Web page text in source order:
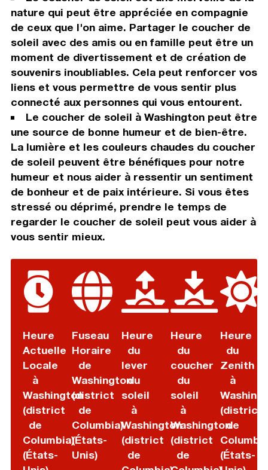
nature qui peut être appréciée en compagnie
de ceux que l'on aime. Partager le coucher de
soleil avec des amis ou en famille peut être un
moment de divertissement et de création de
souvenirs inoubliables. Cela peut renforcer vos
liens et vous permettre de vous sentir plus
connecté aux personnes qui vous entourent.
Le coucher de soleil à Washington peut être
une source de bonne humeur et de bien-être.
La lumière et les couleurs chaudes du coucher
de soleil peuvent être bénéfiques pour notre
humeur et nous aider à ressentir un sentiment
de bonheur et de paix intérieure. Si vous êtes
stressé ou déprimé, prendre le temps de
regarder le coucher de soleil peut vous aider à
vous sentir mieux.
Heure
Actuelle
Locale
à
Washington
(district
de
Columbia)
(États-
Fuseau
Horaire
de
Washington
(district
de
Columbia)
(États-
Unis)
Heure
du
lever
du
soleil
à
Washington
(district
de
Heure
du
coucher
du
soleil
à
Washington
(district
de
Heure
du
Zenith
à
(district
de
(États-